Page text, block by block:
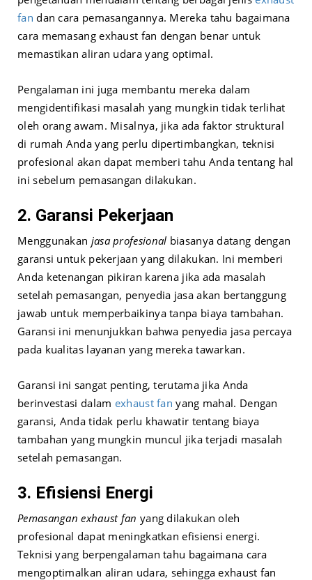
fan dan cara pemasangannya. Mereka tahu bagaimana
cara memasang exhaust fan dengan benar untuk
memastikan aliran udara yang optimal.
Pengalaman ini juga membantu mereka dalam
mengidentifikasi masalah yang mungkin tidak terlihat
oleh orang awam. Misalnya, jika ada faktor struktural
di rumah Anda yang perlu dipertimbangkan, teknisi
profesional akan dapat memberi tahu Anda tentang hal
ini sebelum pemasangan dilakukan.
2. Garansi Pekerjaan
Menggunakan jasa profesional biasanya datang dengan
garansi untuk pekerjaan yang dilakukan. Ini memberi
Anda ketenangan pikiran karena jika ada masalah
setelah pemasangan, penyedia jasa akan bertanggung
jawab untuk memperbaikinya tanpa biaya tambahan.
Garansi ini menunjukkan bahwa penyedia jasa percaya
pada kualitas layanan yang mereka tawarkan.
Garansi ini sangat penting, terutama jika Anda
berinvestasi dalam exhaust fan yang mahal. Dengan
garansi, Anda tidak perlu khawatir tentang biaya
tambahan yang mungkin muncul jika terjadi masalah
setelah pemasangan.
3. Efisiensi Energi
Pemasangan exhaust fan yang dilakukan oleh
profesional dapat meningkatkan efisiensi energi.
Teknisi yang berpengalaman tahu bagaimana cara
mengoptimalkan aliran udara, sehingga exhaust fan